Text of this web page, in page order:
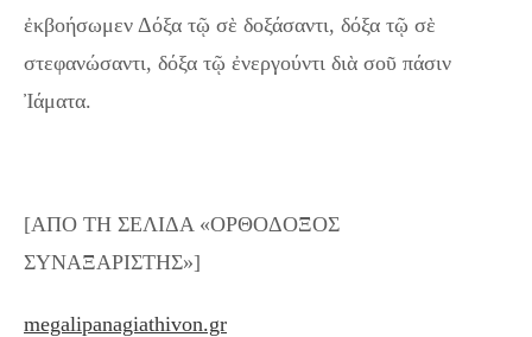
ἐκβοήσωμεν Δόξα τῷ σὲ δοξάσαντι, δόξα τῷ σὲ
στεφανώσαντι, δόξα τῷ ἐνεργούντι διὰ σοῦ πάσιν
Ἰάματα.
[ΑΠΟ ΤΗ ΣΕΛΙΔΑ «ΟΡΘΟΔΟΞΟΣ
ΣΥΝΑΞΑΡΙΣΤΗΣ»]
megalipanagiathivon.gr